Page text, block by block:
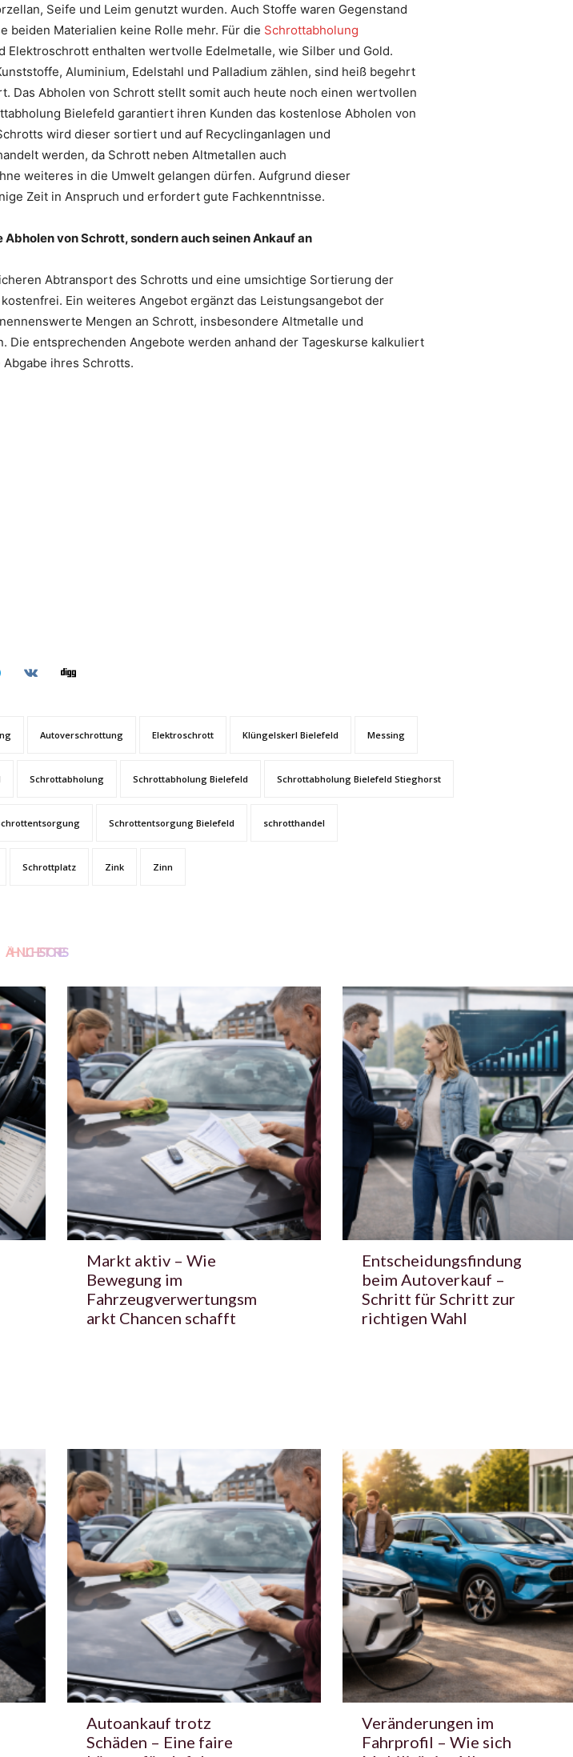
Seife und Leim genutzt wurden. Auch Stoffe waren Gegenstand
beiden Materialien keine Rolle mehr. Für die Schrottabholung
enthalten wertvolle Edelmetalle, wie Silber und Gold.
Aluminium, Edelstahl und Palladium zählen, sind heiß begehrt
Das Abholen von Schrott stellt somit auch heute noch einen wertvollen
Bielefeld garantiert ihren Kunden das kostenlose Abholen von
wird dieser sortiert und auf Recyclinganlagen und
werden, da Schrott neben Altmetallen auch
weiteres in die Umwelt gelangen dürfen. Aufgrund dieser
Zeit in Anspruch und erfordert gute Fachkenntnisse.
von Schrott, sondern auch seinen Ankauf an
Abtransport des Schrotts und eine umsichtige Sortierung der
Ein weiteres Angebot ergänzt das Leistungsangebot der
Mengen an Schrott, insbesondere Altmetalle und
entsprechenden Angebote werden anhand der Tageskurse kalkuliert
ihres Schrotts.
Autoverschrottung Elektroschrott Klüngelskerl Bielefeld Messing
Schrottabholung Schrottabholung Bielefeld Schrottabholung Bielefeld Stieghorst
Schrottentsorgung Bielefeld schrotthandel
Schrottplatz Zink Zinn
ÄHNLICHE STORIES
Markt aktiv – Wie
Bewegung im
Fahrzeugverwertungsm
arkt Chancen schafft
Entscheidungsfindung
beim Autoverkauf –
Schritt für Schritt zur
richtigen Wahl
Autoankauf trotz
Schäden – Eine faire
Veränderungen im
Fahrprofil – Wie sich